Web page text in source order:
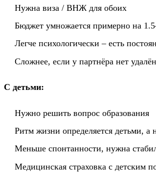
Нужна виза / ВНЖ для обоих
Бюджет умножается примерно на
Легче психологически – есть
Сложнее, если у партнёра нет
С детьми:
Нужно решить вопрос образования
Ритм жизни определяется детьми, а
Меньше спонтанности, нужна
Медицинская страховка с детским